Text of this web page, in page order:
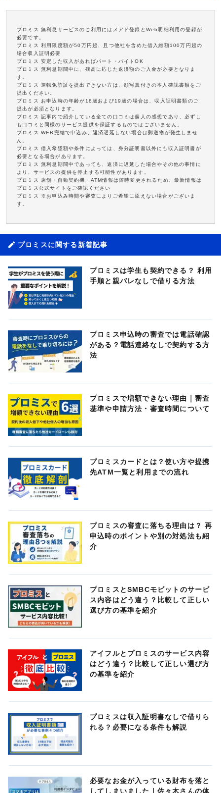
プロミス 無利息サービスのご利用にはメアド登録とWeb明細利用の登録が
必要です。
プロミス 利用限度額が50万円超、且つ他社を含めた借入総額100万円超の
場合収入証明必要
プロミス 安定した収入があればパート・バイトOK
プロミス 無利息期間中に、残高に応じた返済額のご入金が必要となりま
す。
プロミス 運転免許証を提出できない方は、顔写真付きの本人確認書類をご
提出ください。
プロミス お申込時の年齢が18歳および19歳の場合は、収入証明書類のご
提出が必須となります。
プロミス 記事内で紹介している全ての口コミは個人の感想であり、必ずし
も口コミと同様のサービス提供を保証するものではございません。
プロミス WEB完結で申込み、返済遅延しない場合は郵送物が発生しませ
ん。
プロミス 借入希望額や条件によっては、身分証明書以外にも収入証明書が
必要となる場合があります。
プロミス 無利息期間中であっても、返済に遅延した場合やその他の事情に
より、サービスの提供を停止する可能性があります。
プロミス 店舗・自動契約機・ATM情報は随時変更されるため、最新情報は
プロミス公式サイトをご確認ください
プロミス ※お申込み時間や審査によりご希望に添えない場合がございま
す。
プロミスに関する新着記事
プロミスは学生も契約できる？ 利用
手順と親バレなしで借りる方法
プロミス申込時の審査では電話確認
がある？電話連絡なしで契約する方
法
プロミスで増額できない理由｜審査
基準や申請方法・審査時間について
プロミスカードとは？使い方や提携
先ATM一覧と利用までの流れ
プロミスの審査に落ちる理由は？ 再
申込時のポイントや別の対処法も紹
介
プロミスとSMBCモビットのサービ
ス内容はどう違う？比較して正しい
選び方の基準を紹介
アイフルとプロミスのサービス内容
はどう違う？比較して正しい選び方
の基準を紹介
プロミスは収入証明書なしで借りら
れる？必要になる条件も解説
必要なお金が入っている財布を落と
してしまいました｜佐々木さんの体